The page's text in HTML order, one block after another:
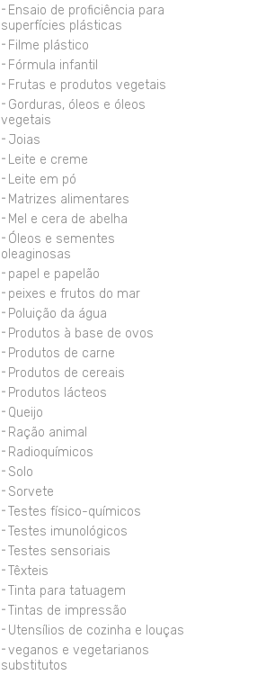
Ensaio de proficiência para
superfícies plásticas
Filme plástico
Fórmula infantil
Frutas e produtos vegetais
Gorduras, óleos e óleos
vegetais
Joias
Leite e creme
Leite em pó
Matrizes alimentares
Mel e cera de abelha
Óleos e sementes
oleaginosas
papel e papelão
peixes e frutos do mar
Poluição da água
Produtos à base de ovos
Produtos de carne
Produtos de cereais
Produtos lácteos
Queijo
Ração animal
Radioquímicos
Solo
Sorvete
Testes físico-químicos
Testes imunológicos
Testes sensoriais
Têxteis
Tinta para tatuagem
Tintas de impressão
Utensílios de cozinha e louças
veganos e vegetarianos
substitutos